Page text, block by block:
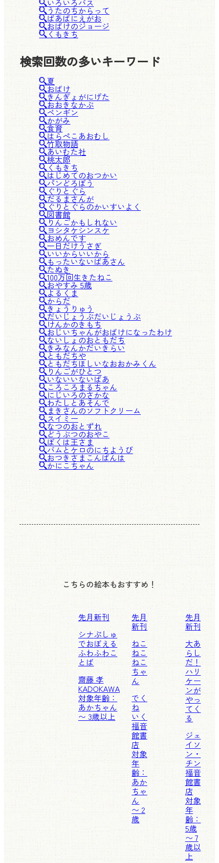
いろいろバス
うたのちからって
ばあばにえがお
おばけのジョージ
くもきち
検索回数の多いキーワード
夏
おばけ
きんぎょがにげた
おおきなかぶ
ペンギン
かがみ
食育
はらぺこあおむし
竹取物語
あいむた社
桃太郎
くもきち
はじめてのおつかい
パンどろぼう
ぐりとぐら
だるまさんが
ぐりとぐらのかいすいよく
図書館
りんごかもしれない
ヨシタケシンスケ
おめんです
一日だけうさぎ
いいからいいから
もったいないばあさん
たぬき
100万回生きたねこ
おやすみ 5歳
よるくま
からだ
きょうりゅう
だいじょうぶだいじょうぶ
けんかのきもち
おじいちゃんがおばけになったわけ
ないしょのおともだち
きみなんかだいきらい
ともだちや
ともだちほしいなおおかみくん
りんごがひとつ
いないいないばあ
ころころまるちゃん
にじいろのさかな
わたしとあそんで
まきさんのソフトクリーム
スイミー
なつのおとずれ
どうぶつのおやこ
ぼくは王さま
バムとケロのにちようび
おつきさまこんばんは
かにこちゃん
こちらの絵本もおすすめ！
先月新刊
シナぷしゅ
でおぼえる
ふわふわこ
とば
齋藤 孝
KADOKAWA
対象年齢：
あかちゃん
〜 3歳以上
先月
新刊
ねこ
ねこ
ねこ
ちゃ
ん
でく
ね
いく
福音
館書
店
対象
年
齢：
あか
ちゃ
ん
〜 2
歳
先月
新刊
大あ
らし
だ！
ハリ
ケー
ンが
やっ
てく
る
ジェ
イソ
ン・
チン
福音
館書
店
対象
年
齢：
5歳
〜 7
歳以
上